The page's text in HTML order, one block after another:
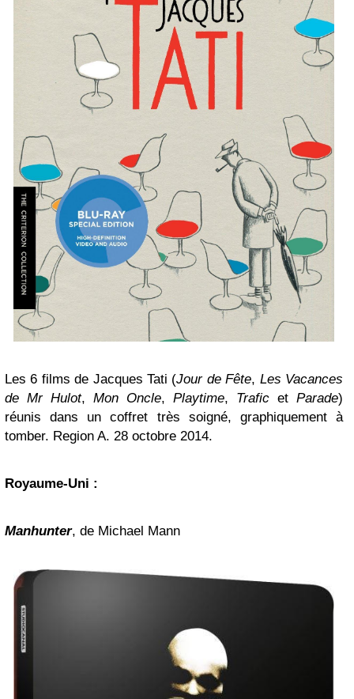
Les 6 films de Jacques Tati (Jour de Fête, Les Vacances
de Mr Hulot, Mon Oncle, Playtime, Trafic et Parade)
réunis dans un coffret très soigné, graphiquement à
tomber. Region A. 28 octobre 2014.
Royaume-Uni :
Manhunter, de Michael Mann